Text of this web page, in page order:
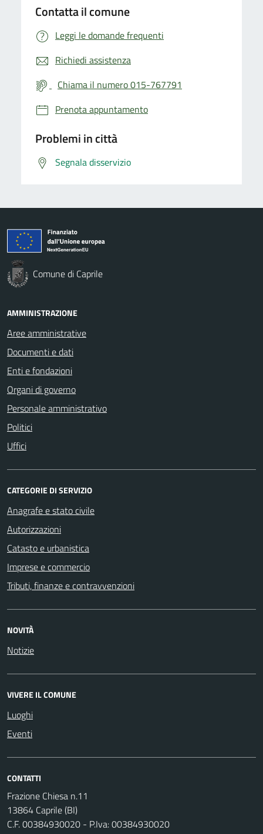
Contatta il comune
Leggi le domande frequenti
Richiedi assistenza
Chiama il numero 015-767791
Prenota appuntamento
Problemi in città
Segnala disservizio
Comune di Caprile
AMMINISTRAZIONE
Aree amministrative
Documenti e dati
Enti e fondazioni
Organi di governo
Personale amministrativo
Politici
Uffici
CATEGORIE DI SERVIZIO
Anagrafe e stato civile
Autorizzazioni
Catasto e urbanistica
Imprese e commercio
Tributi, finanze e contravvenzioni
NOVITÀ
Notizie
VIVERE IL COMUNE
Luoghi
Eventi
CONTATTI
Frazione Chiesa n.11
13864 Caprile (BI)
C.F. 00384930020 - P.Iva: 00384930020